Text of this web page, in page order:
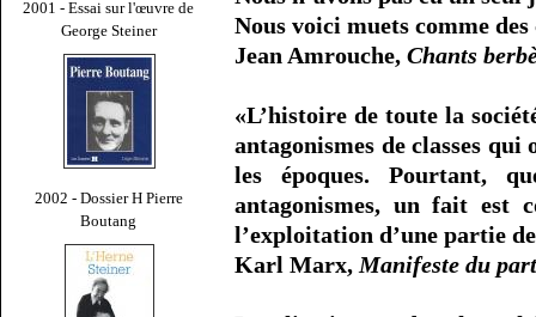
2001 - Essai sur l'œuvre de
George Steiner
2002 - Dossier H Pierre
Boutang
Nous voici muets comme
Jean Amrouche, Chants
«L’histoire de toute la
antagonismes de classes
les époques. Pourtant,
antagonismes, un fait est
l’exploitation d’une partie
Karl Marx, Manifeste du